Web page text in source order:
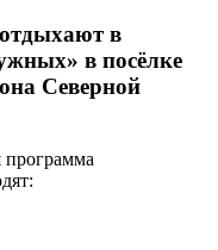
в
в посёлке
Северной
программа